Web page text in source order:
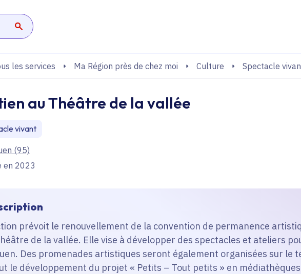
Lancer la recherche
les services Ma Région près de chez moi Culture Spectacle
au Théâtre de la vallée
vivant
(95)
en 2023
prévoit le renouvellement de la convention de permanence
de la vallée. Elle vise à développer des spectacles et ateliers
Des promenades artistiques seront également organisées sur le
le développement du projet « Petits – Tout petits » en